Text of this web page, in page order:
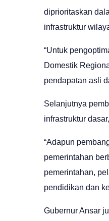
diprioritaskan
infrastruktur
“Untuk
Domestik
pendapatan asli
Selanjutnya
infrastruktur
“Adapun
pemerintahan
pemerintahan,
pendidikan dan
Gubernur Ansar